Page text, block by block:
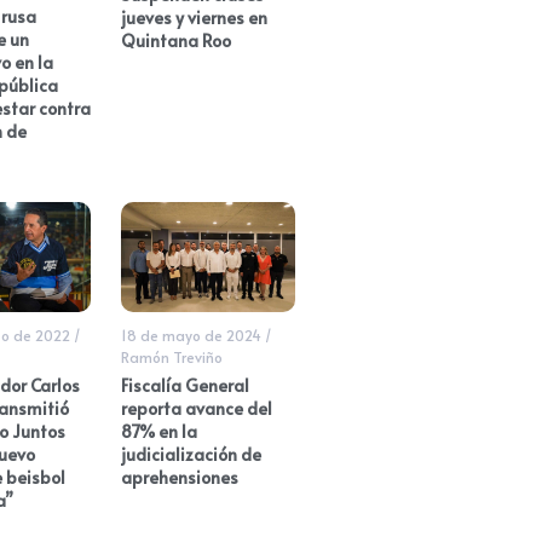
un
en la
contra
de
jueves y viernes en
Quintana Roo
de 2022 /
Carlos
Juntos
beisbol
18 de mayo de 2024 /
Ramón Treviño
Fiscalía General
reporta avance del
87% en la
judicialización de
aprehensiones